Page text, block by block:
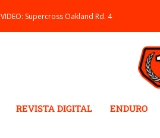
VIDEO: Supercross Oakland Rd. 4
REVISTA DIGITAL ENDURO